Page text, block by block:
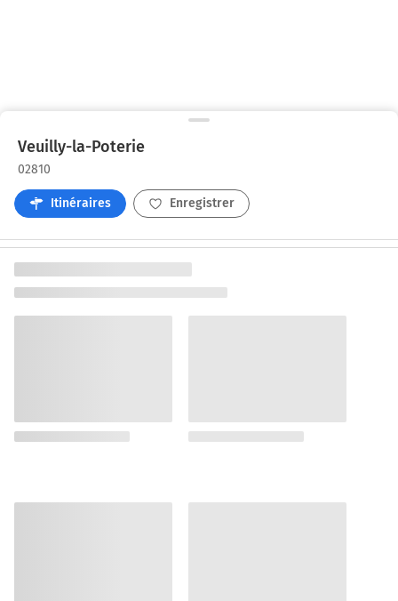
Veuilly-la-Poterie
02810
Itinéraires Enregistrer